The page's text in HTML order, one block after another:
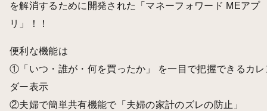
を解消するために開発された「マネーフォワード MEアプ
リ」！！
便利な機能は
①「いつ・誰が・何を買ったか」 を一目で把握できるカレ
ダー表示
②夫婦で簡単共有機能で「夫婦の家計のズレの防止」